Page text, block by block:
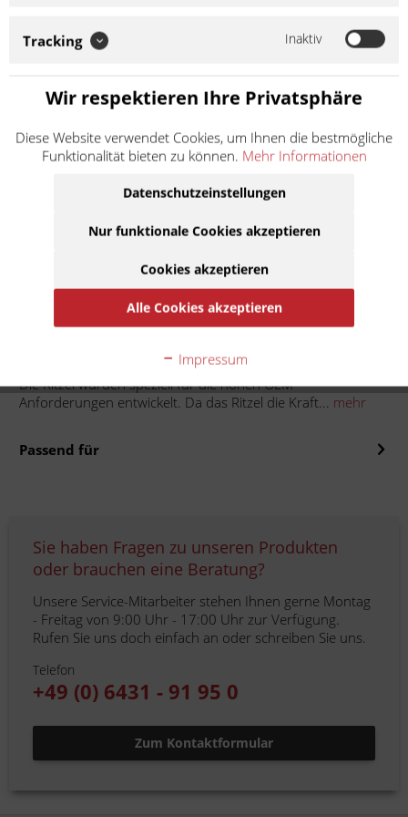
wirken hier besondere Kräfte. Zur Herstellung der Ritzel
Weiter lesen >
6,50 € *
Inhalt:1
Lieferzeit ca. 1 Werktag
Warenkorb
Die Ritzel wurden speziell für die hohen OEM
Anforderungen entwickelt. Da das Ritzel die Kraft... mehr
Passend für
Sie haben Fragen zu unseren Produkten
oder brauchen eine Beratung?
Unsere Service-Mitarbeiter stehen Ihnen gerne Montag
- Freitag von 9:00 Uhr - 17:00 Uhr zur Verfügung.
Rufen Sie uns doch einfach an oder schreiben Sie uns.
Telefon
+49 (0) 6431 - 91 95 0
Zum Kontaktformular
Tracking Inaktiv
Wir respektieren Ihre Privatsphäre
Diese Website verwendet Cookies, um Ihnen die bestmögliche
Funktionalität bieten zu können. Mehr Informationen
Datenschutzeinstellungen
Nur funktionale Cookies akzeptieren
Cookies akzeptieren
Alle Cookies akzeptieren
Impressum